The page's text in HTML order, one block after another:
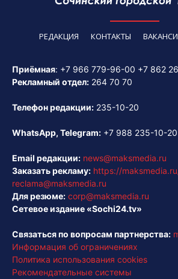
РЕДАКЦИЯ КОНТАКТЫ
Приёмная: +7 966 779-96-00 +7 862
Рекламный отдел: 264 70 70
Телефон редакции: 235-10-20
WhatsApp, Telegram: +7 988 235-10-20
Email редакции: news@maksmedia.ru
Заказать рекламу: https://
reclama@maksmedia.ru
Для резюме: corp@maksmedia.ru
Сетевое издание «Sochi24.tv»
Связаться по вопросам партнерства:
Информация об ограничениях
Политика использования cookies
Рекомендательные системы